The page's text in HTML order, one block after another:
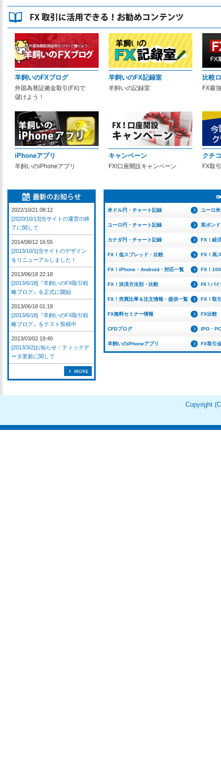
羊飼いのFXブログ
外国為替証拠金取引(FX)で
儲けよう！
羊飼いのFX記録室
羊飼いの記録室
比較
FX最
iPhoneアプリ
羊飼いのiPhoneアプリ
キャンペーン
FX!口座開設キャンペーン
クチ
FX取
米ドル円・チャート記録 ユーロ
ユーロ円・チャート記録 英ポン
カナダ円・チャート記録 FX！経
FX！低スプレッド・比較 FX！高
FX！iPhone・Android・対応一覧 FX！
FX！決済方法別・比較 FX！バイ
FX！売買比率＆注文情報・提供一覧 FX！取
FX無料セミナー情報 FX比較
CFDブログ IPO・
羊飼いのiPhoneアプリ FX取引
2022/10/21 08:12
[2020/10/13]当サイトの運営の終
了に関して
2014/08/12 16:55
[2013/10/1]当サイトのデザイン
をリニューアルしました！
2013/06/18 22:18
[2013/6/18]『羊飼いのFX取引戦
略ブログ』を正式に開始
2013/06/18 01:19
[2013/6/18]『羊飼いのFX取引戦
略ブログ』をテスト投稿中
2013/03/02 19:40
[2013/3/2]お知らせ：ティックデ
ータ更新に関して
Copyright